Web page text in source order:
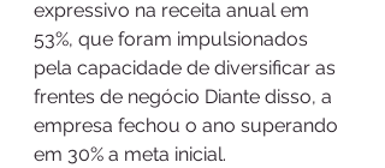
expressivo na receita anual em
53%, que foram impulsionados
pela capacidade de diversificar as
frentes de negócio Diante disso, a
empresa fechou o ano superando
em 30% a meta inicial.